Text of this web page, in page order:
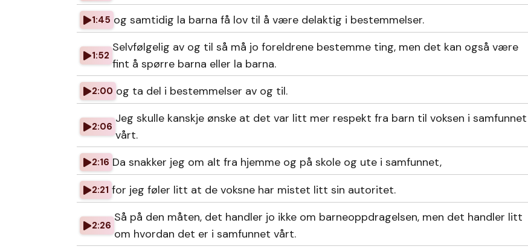
1:45 og samtidig la barna få lov til å være delaktig i bestemmelser.
1:52
Selvfølgelig av og til så må jo foreldrene bestemme ting, men det kan også være
fint å spørre barna eller la barna.
2:00 og ta del i bestemmelser av og til.
2:06
Jeg skulle kanskje ønske at det var litt mer respekt fra barn til voksen i samfunnet
vårt.
2:16 Da snakker jeg om alt fra hjemme og på skole og ute i samfunnet,
2:21 for jeg føler litt at de voksne har mistet litt sin autoritet.
2:26
Så på den måten, det handler jo ikke om barneoppdragelsen, men det handler litt
om hvordan det er i samfunnet vårt.